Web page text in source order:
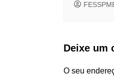
Deixe um
O seu